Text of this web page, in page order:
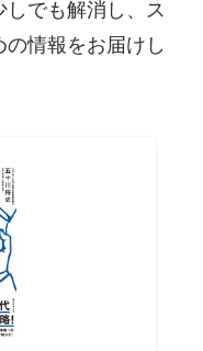
でも解消し、ス
情報をお届けし